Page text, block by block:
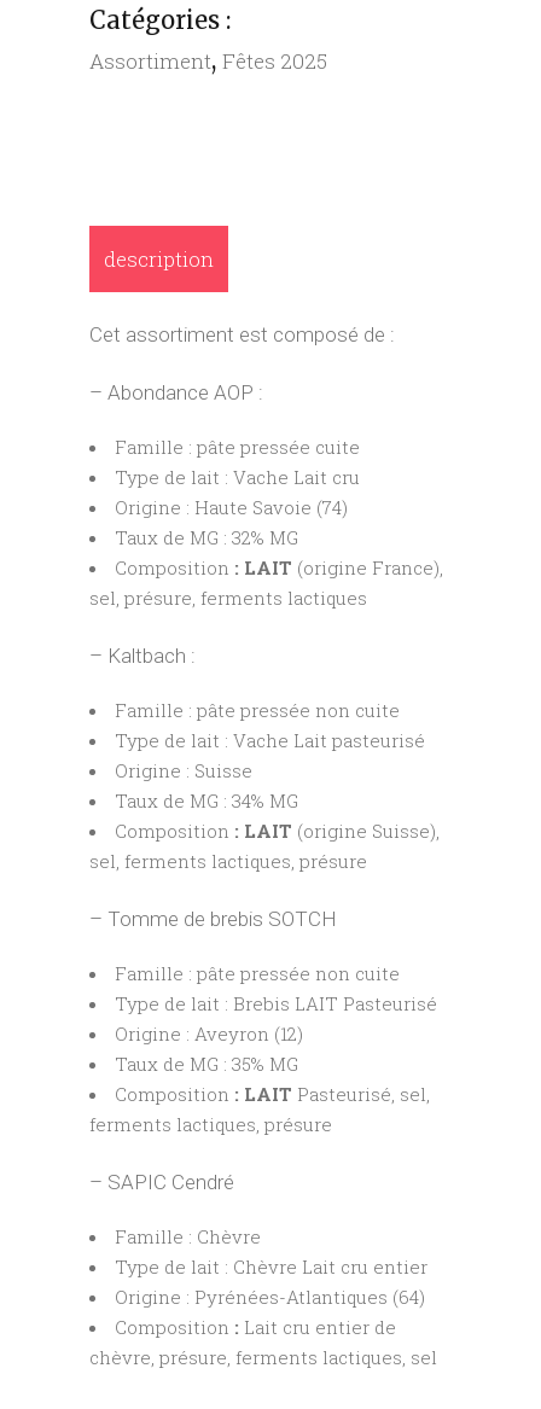
quantity
Catégories :
Assortiment, Fêtes 2025
description
Cet assortiment est composé de :
– Abondance AOP :
Famille : pâte pressée cuite
Type de lait : Vache Lait cru
Origine : Haute Savoie (74)
Taux de MG : 32% MG
Composition : LAIT (origine France),
sel, présure, ferments lactiques
– Kaltbach :
Famille : pâte pressée non cuite
Type de lait : Vache Lait pasteurisé
Origine : Suisse
Taux de MG : 34% MG
Composition : LAIT (origine Suisse),
sel, ferments lactiques, présure
– Tomme de brebis SOTCH
Famille : pâte pressée non cuite
Type de lait : Brebis LAIT Pasteurisé
Origine : Aveyron (12)
Taux de MG : 35% MG
Composition : LAIT Pasteurisé, sel,
ferments lactiques, présure
– SAPIC Cendré
Famille : Chèvre
Type de lait : Chèvre Lait cru entier
Origine : Pyrénées-Atlantiques (64)
Composition : Lait cru entier de
chèvre, présure, ferments lactiques, sel